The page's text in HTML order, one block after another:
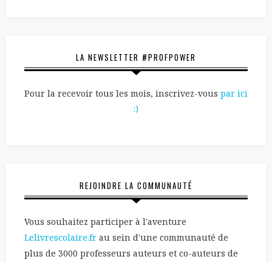
LA NEWSLETTER #PROFPOWER
Pour la recevoir tous les mois, inscrivez-vous par ici
:)
REJOINDRE LA COMMUNAUTÉ
Vous souhaitez participer à l'aventure
Lelivrescolaire.fr au sein d'une communauté de
plus de 3000 professeurs auteurs et co-auteurs de